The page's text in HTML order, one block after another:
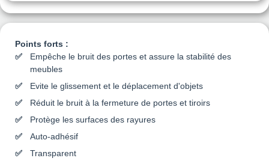
Points forts :
Empêche le bruit des portes et assure la stabilité des
meubles
Evite le glissement et le déplacement d'objets
Réduit le bruit à la fermeture de portes et tiroirs
Protège les surfaces des rayures
Auto-adhésif
Transparent